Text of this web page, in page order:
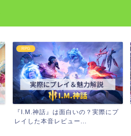
RPG
『I.M.神話』は面白いの？実際にプ
レイした本音レビュー...